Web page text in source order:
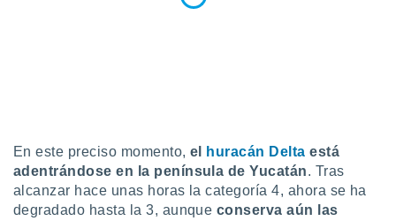
en
así como
perfil
y
En este preciso momento, el huracán Delta está
adentrándose en la península de Yucatán. Tras
alcanzar hace unas horas la categoría 4, ahora se ha
degradado hasta la 3, aunque conserva aún las